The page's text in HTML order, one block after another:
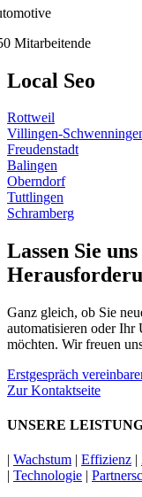
Mitarbeitende
Local Seo
Rottweil
Villingen-
Freudenstadt
Balingen
Oberndorf
Tuttlingen
Schramberg
Lassen Sie
Ganz gleich, ob Sie
automatisieren oder Ihr
möchten. Wir freuen
Erstgespräch
Zur Kontaktseite
UNSERE
| Wachstum | Effizienz |
| Technologie |